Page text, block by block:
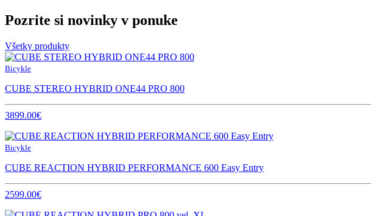
Pozrite si novinky v ponuke
Všetky produkty
Bicykle
CUBE STEREO HYBRID ONE44 PRO 800
3899.00€
Bicykle
CUBE REACTION HYBRID PERFORMANCE 600 Easy Entry
2599.00€